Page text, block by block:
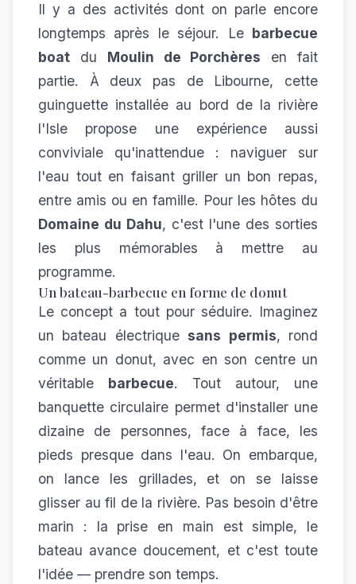
Il y a des activités dont on parle encore
longtemps après le séjour. Le barbecue
boat du Moulin de Porchères en fait
partie. À deux pas de Libourne, cette
guinguette installée au bord de la rivière
l'Isle propose une expérience aussi
conviviale qu'inattendue : naviguer sur
l'eau tout en faisant griller un bon repas,
entre amis ou en famille. Pour les hôtes du
Domaine du Dahu, c'est l'une des sorties
les plus mémorables à mettre au
programme.
Un bateau-barbecue en forme de donut
Le concept a tout pour séduire. Imaginez
un bateau électrique sans permis, rond
comme un donut, avec en son centre un
véritable barbecue. Tout autour, une
banquette circulaire permet d'installer une
dizaine de personnes, face à face, les
pieds presque dans l'eau. On embarque,
on lance les grillades, et on se laisse
glisser au fil de la rivière. Pas besoin d'être
marin : la prise en main est simple, le
bateau avance doucement, et c'est toute
l'idée — prendre son temps.